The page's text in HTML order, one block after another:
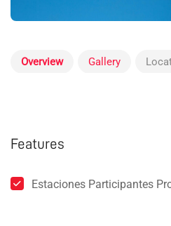
Overview Gallery
Features
Estaciones Participantes